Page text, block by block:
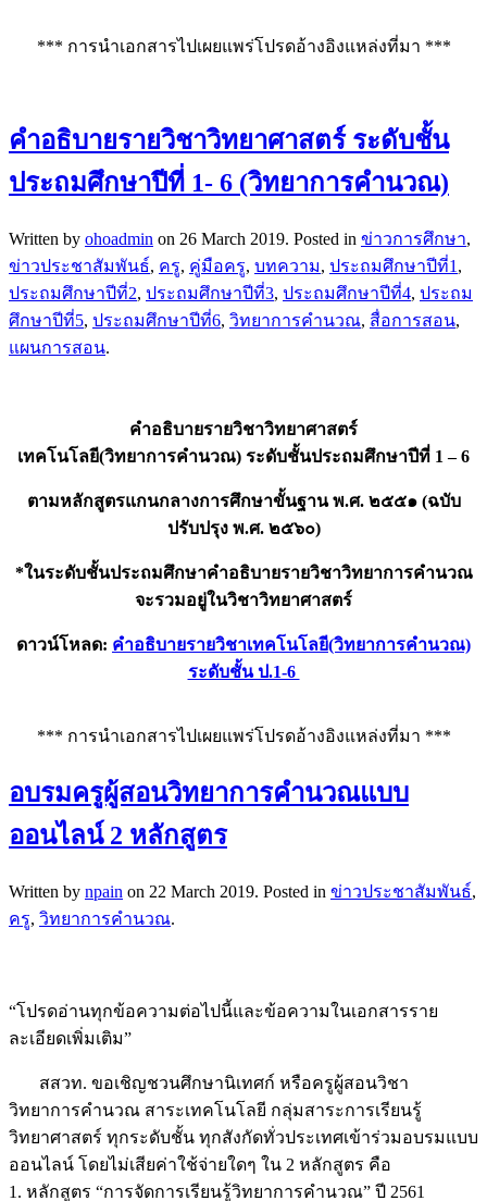
*** การนำเอกสารไปเผยแพร่โปรดอ้างอิงแหล่งที่มา ***
คําอธิบายรายวิชาวิทยาศาสตร์ ระดับชั้น
ประถมศึกษาปีที่ 1- 6 (วิทยาการคำนวณ)
Written by ohoadmin on 26 March 2019. Posted in ข่าวการศึกษา,
ข่าวประชาสัมพันธ์, ครู, คู่มือครู, บทความ, ประถมศึกษาปีที่1 ,
ประถมศึกษาปีที่2, ประถมศึกษาปีที่3, ประถมศึกษาปีที่4, ประถม
ศึกษาปีที่5, ประถมศึกษาปีที่6, วิทยาการคำนวณ, สื่อการสอน,
แผนการสอน.
คำอธิบายรายวิชาวิทยาศาสตร์
เทคโนโลยี(วิทยาการคำนวณ) ระดับชั้นประถมศึกษาปีที่ 1 – 6
ตามหลักสูตรแกนกลางการศึกษาขั้นฐาน พ.ศ. ๒๕๕๑ (ฉบับ
ปรับปรุง พ.ศ. ๒๕๖๐)
*ในระดับชั้นประถมศึกษาคำอธิบายรายวิชาวิทยาการคำนวณ
จะรวมอยู่ในวิชาวิทยาศาสตร์
ดาวน์โหลด: คำอธิบายรายวิชาเทคโนโลยี(วิทยาการคำนวณ)
ระดับชั้น ป.1-6
*** การนำเอกสารไปเผยแพร่โปรดอ้างอิงแหล่งที่มา ***
อบรมครูผู้สอนวิทยาการคำนวณแบบ
ออนไลน์ 2 หลักสูตร
Written by npain on 22 March 2019. Posted in ข่าวประชาสัมพันธ์,
ครู, วิทยาการคำนวณ.
“โปรดอ่านทุกข้อความต่อไปนี้และข้อความในเอกสารราย
ละเอียดเพิ่มเติม”
สสวท. ขอเชิญชวนศึกษานิเทศก์ หรือครูผู้สอนวิชา
วิทยาการคำนวณ สาระเทคโนโลยี กลุ่มสาระการเรียนรู้
วิทยาศาสตร์ ทุกระดับชั้น ทุกสังกัดทั่วประเทศเข้าร่วมอบรมแบบ
ออนไลน์ โดยไม่เสียค่าใช้จ่ายใดๆ ใน 2 หลักสูตร คือ
1. หลักสูตร “การจัดการเรียนรู้วิทยาการคำนวณ” ปี 2561